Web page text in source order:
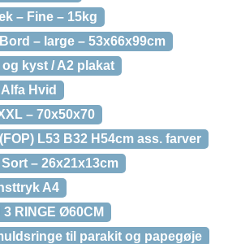
– Fine – 15kg
– large – 53x66x99cm
kyst / A2 plakat
Hvid
– 70x50x70
L53 B32 H54cm ass. farver
– 26x21x13cm
A4
RINGE Ø60CM
til parakit og papegøje